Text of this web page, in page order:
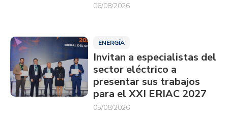
06/08/2026
ENERGÍA
Invitan a especialistas del
sector eléctrico a
presentar sus trabajos
para el XXI ERIAC 2027
05/08/2026